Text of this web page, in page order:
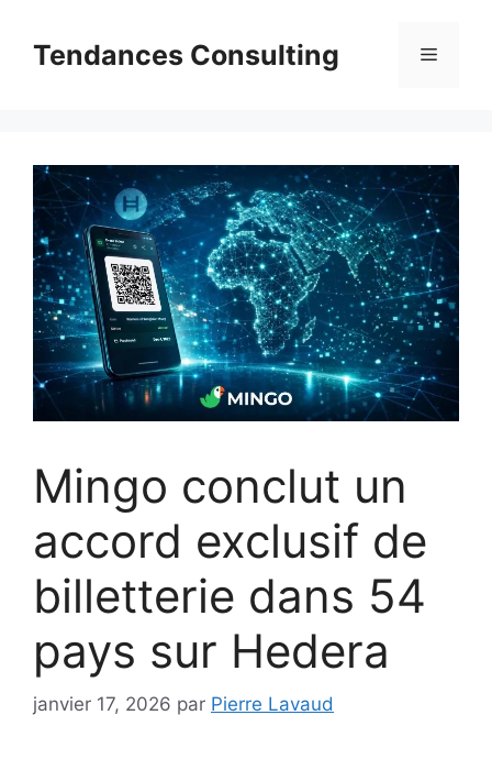
contenuTendances Consulting Menu
Mingo conclut un
accord exclusif de
billetterie dans 54
pays sur Hedera
janvier 17, 2026 par Pierre Lavaud